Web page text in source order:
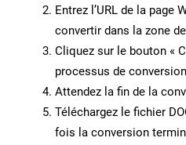
Entrez l’URL de la page
convertir dans la zone
Cliquez sur le bouton «
processus de
Attendez la fin de la
Téléchargez le fichier
fois la conversion